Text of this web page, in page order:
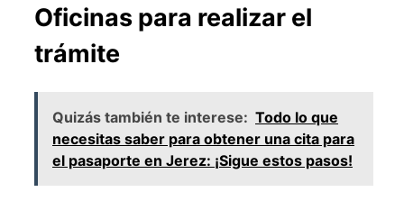
Oficinas para realizar el
trámite
Quizás también te interese: Todo lo que
necesitas saber para obtener una cita para
el pasaporte en Jerez: ¡Sigue estos pasos!